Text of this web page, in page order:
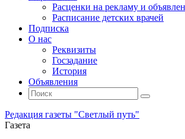
Расценки на рекламу и
Расписание детских врачей
Подписка
О нас
Реквизиты
Госзадание
История
Объявления
Поиск
Искать:
Поиск
Редакция газеты "Светлый путь"
Газета